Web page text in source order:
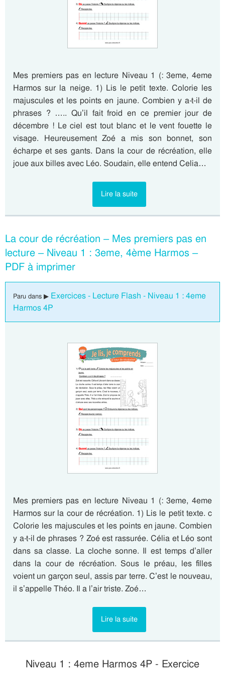
Mes premiers pas en lecture Niveau 1 (: 3eme, 4eme
Harmos sur la neige. 1) Lis le petit texte. Colorie les
majuscules et les points en jaune. Combien y a-t-il de
phrases ? ….. Qu’il fait froid en ce premier jour de
décembre ! Le ciel est tout blanc et le vent fouette le
visage. Heureusement Zoé a mis son bonnet, son
écharpe et ses gants. Dans la cour de récréation, elle
joue aux billes avec Léo. Soudain, elle entend Celia…
Lire la suite
La cour de récréation – Mes premiers pas en
lecture – Niveau 1 : 3eme, 4ème Harmos –
PDF à imprimer
Paru dans ▶ Exercices - Lecture Flash - Niveau 1 : 4eme
Harmos 4P
Mes premiers pas en lecture Niveau 1 (: 3eme, 4eme
Harmos sur la cour de récréation. 1) Lis le petit texte. c
Colorie les majuscules et les points en jaune. Combien
y a-t-il de phrases ? Zoé est rassurée. Célia et Léo sont
dans sa classe. La cloche sonne. Il est temps d’aller
dans la cour de récréation. Sous le préau, les filles
voient un garçon seul, assis par terre. C’est le nouveau,
il s’appelle Théo. Il a l’air triste. Zoé…
Lire la suite
Niveau 1 : 4eme Harmos 4P - Exercice